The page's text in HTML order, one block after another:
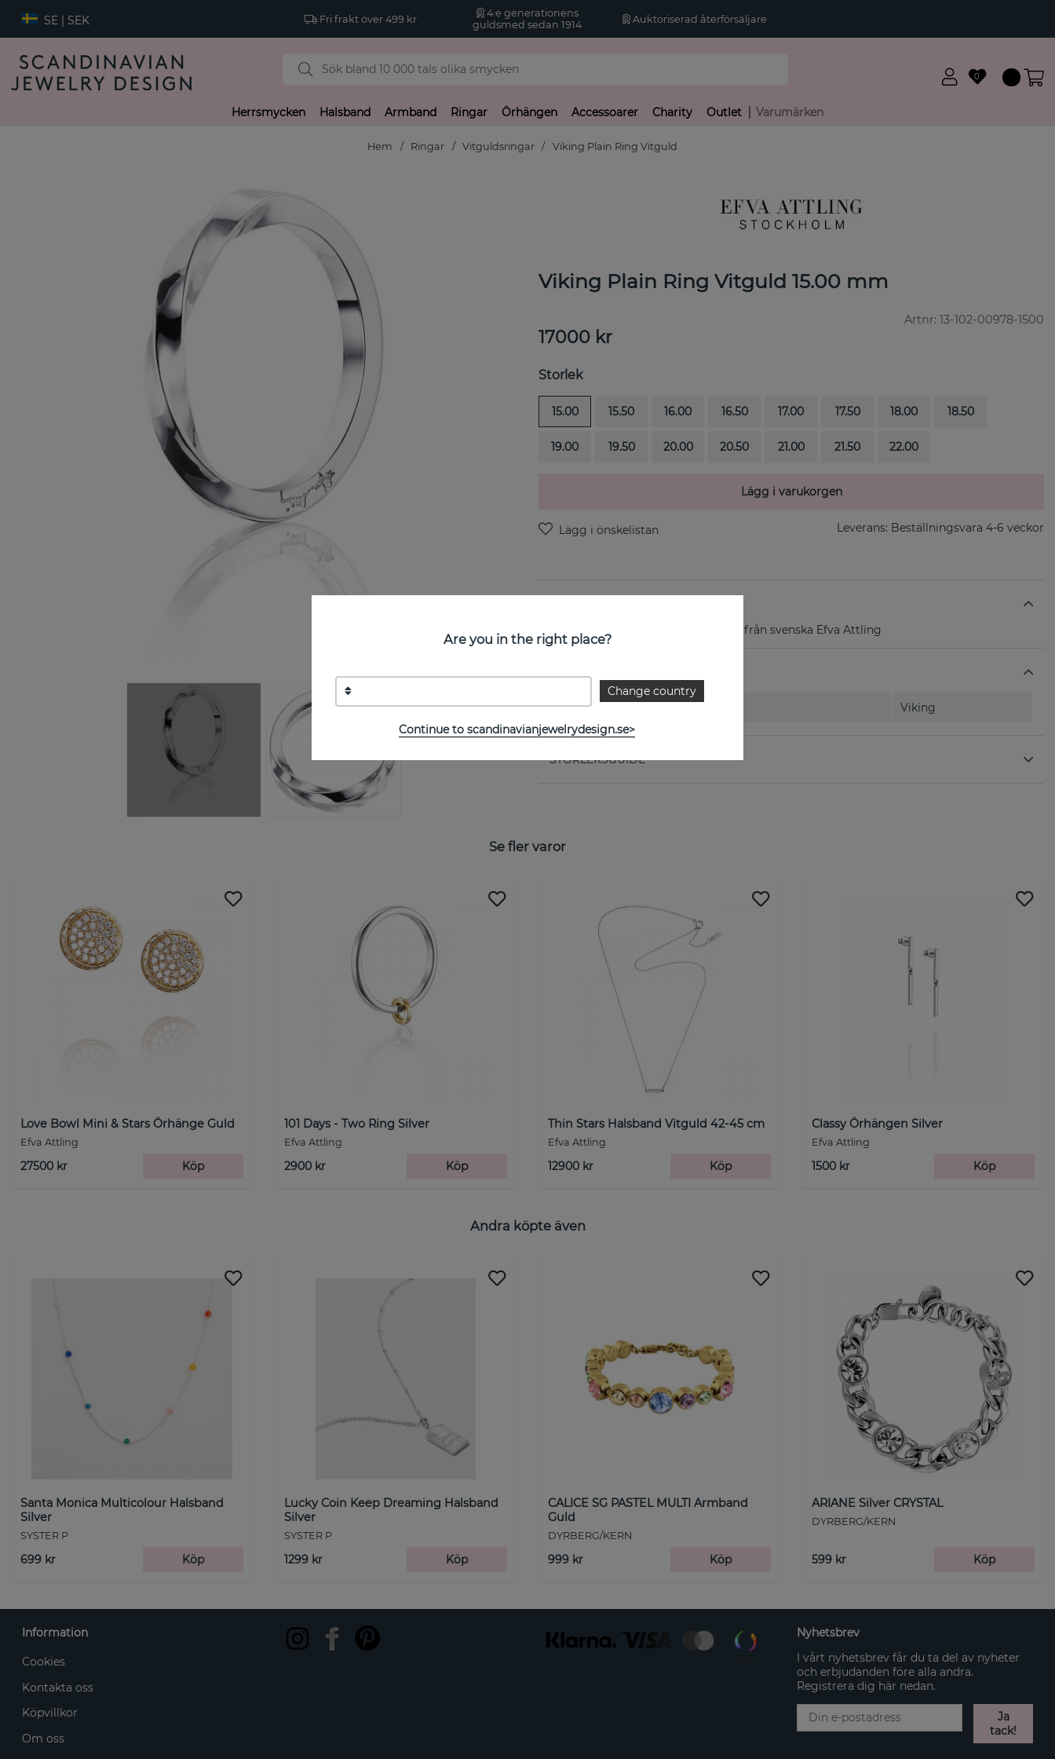
SE | SEK Fri frakt över 499 kr
4:e generationens
guldsmed sedan 1914
Auktoriserad återförsäljare
0
Herrsmycken Halsband Armband Ringar Örhängen Accessoarer Charity Outlet Varumärken
Hem Ringar Vitguldsringar Viking Plain Ring Vitguld
Viking Plain Ring Vitguld 15.00 mm
Artnr: 13-102-00978-1500
17000 kr
Storlek
15.00 15.50 16.00 16.50 17.00 17.50 18.00 18.50
19.00 19.50 20.00 20.50 21.00 21.50 22.00
Lägg i varukorgen
Leverans: Beställningsvara 4-6 veckor
Viking Plain är en ring i 18k vitguld från svenska Efva Attling
Kollektion: Viking
STORLEKSGUIDE
Se fler varor
Love Bowl Mini & Stars Örhänge Guld
Efva Attling
27500 kr Köp
101 Days - Two Ring Silver
Efva Attling
2900 kr Köp
Thin Stars Halsband Vitguld 42-45 cm
Efva Attling
12900 kr Köp
Classy Örhängen Silver
Efva Attling
1500 kr Köp
Andra köpte även
Santa Monica Multicolour Halsband
Silver
SYSTER P
699 kr Köp
Lucky Coin Keep Dreaming Halsband
Silver
SYSTER P
1299 kr Köp
CALICE SG PASTEL MULTI Armband
Guld
DYRBERG/KERN
999 kr Köp
ARIANE Silver CRYSTAL
DYRBERG/KERN
599 kr Köp
Are you in the right place?
Change country
Continue to scandinavianjewelrydesign.se>
Information
Cookies
Kontakta oss
Köpvillkor
Om oss
Nyhetsbrev
I vårt nyhetsbrev får du ta del av nyheter
och erbjudanden före alla andra.
Registrera dig här nedan.
Ja
tack!